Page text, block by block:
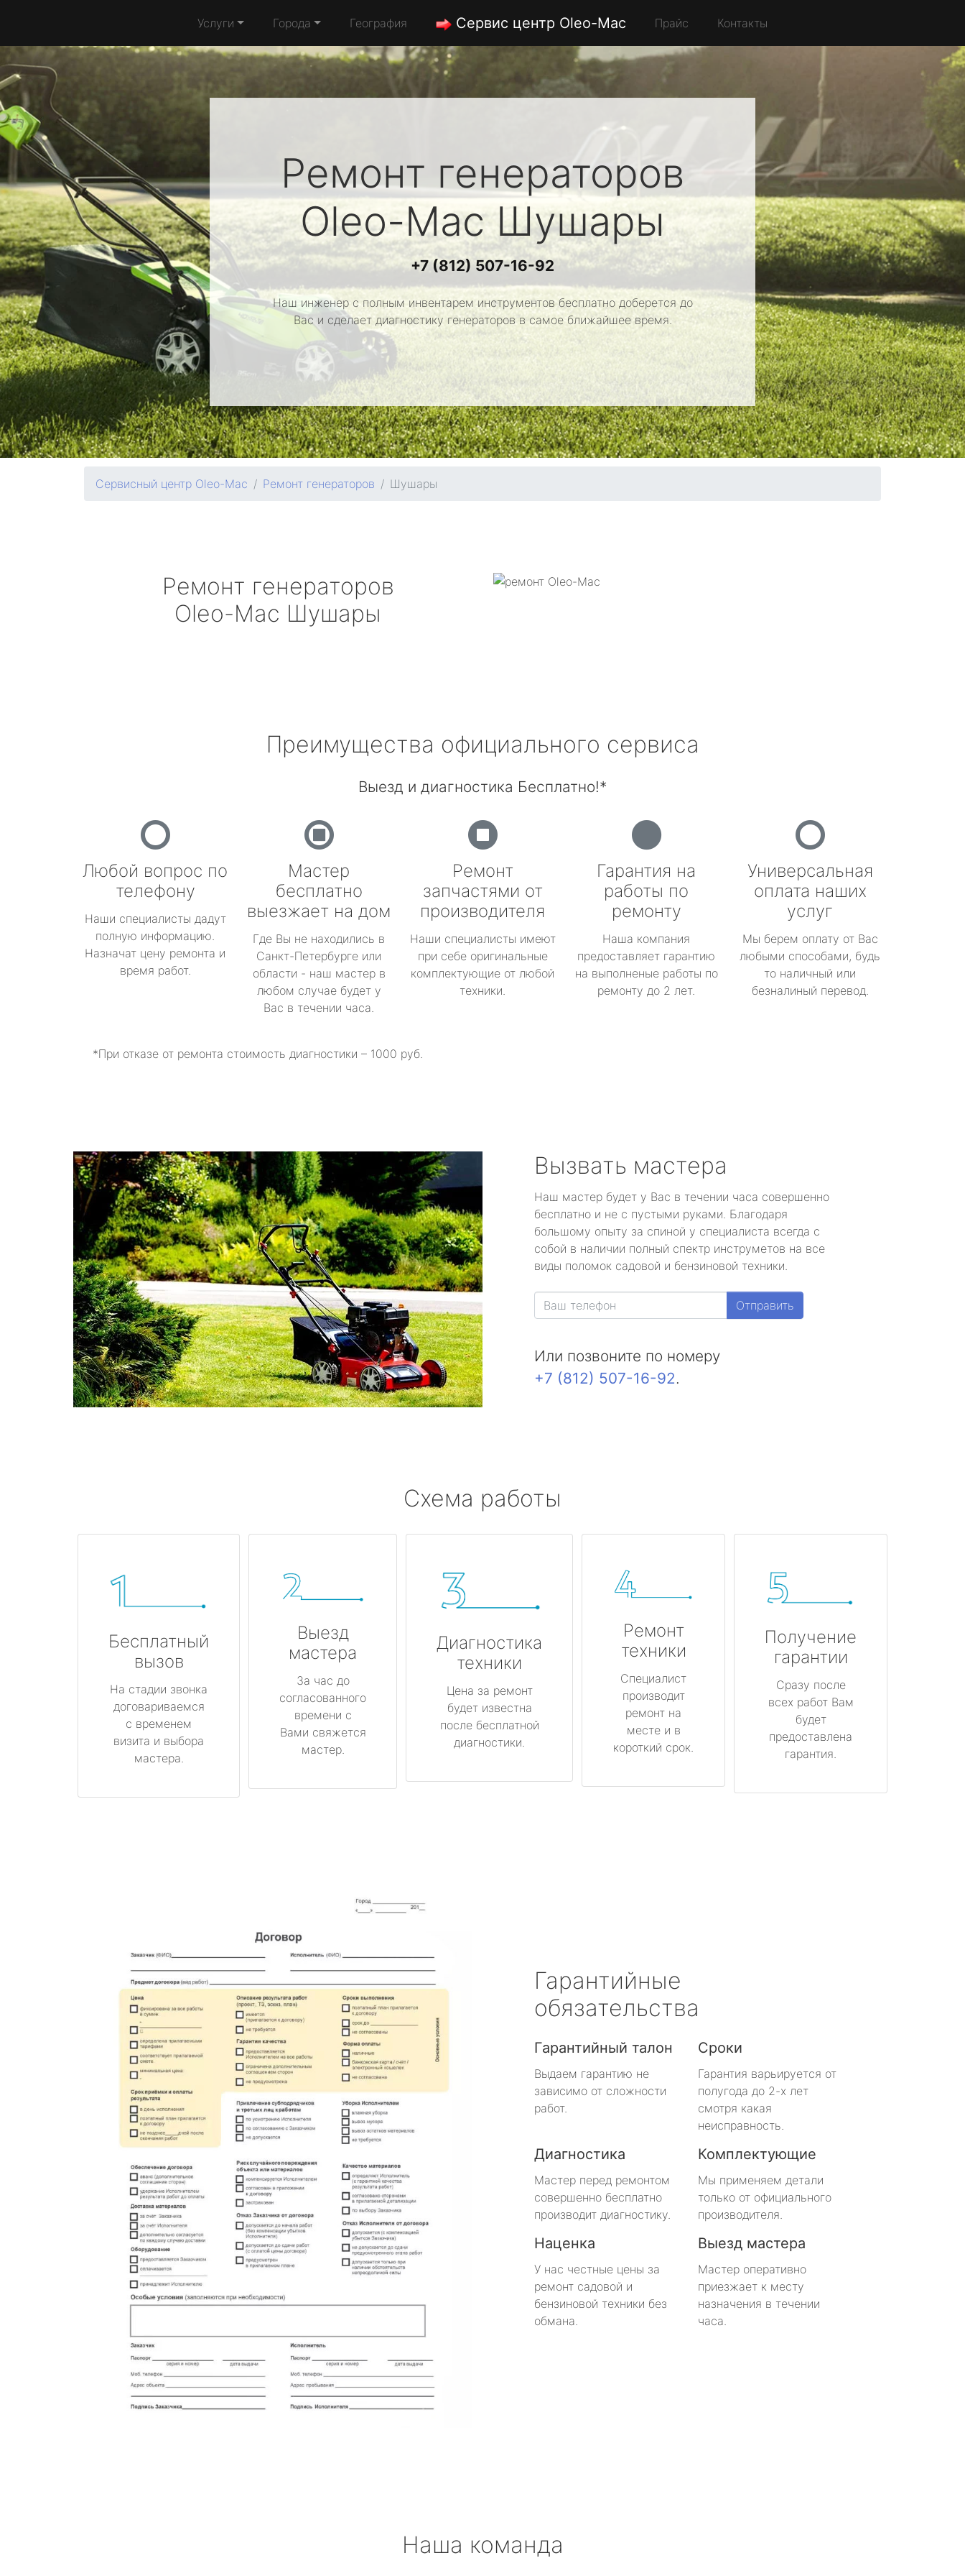
Услуги Города География Сервис центр Oleo-Mac Прайс Контакты
Ремонт генераторов
Oleo-MacШушары
+7 (812) 507-16-92
Наш инженер с полным инвентарем инструментов бесплатно доберется до
Вас и сделает диагностику генераторов в самое ближайшее время.
Сервисный центр Oleo-Mac Ремонт генераторов Шушары
Ремонт генераторов
Oleo-Mac Шушары
Преимущества официального сервиса
Выезд и диагностика Бесплатно!*
Любой вопрос по
телефону
Наши специалисты дадут
полную информацию.
Назначат цену ремонта и
время работ.
Мастер
бесплатно
выезжает на дом
Где Вы не находились в
Санкт-Петербурге или
области - наш мастер в
любом случае будет у
Вас в течении часа.
Ремонт
запчастями от
производителя
Наши специалисты имеют
при себе оригинальные
комплектующие от любой
техники.
Гарантия на
работы по
ремонту
Наша компания
предоставляет гарантию
на выполненые работы по
ремонту до 2 лет.
Универсальная
оплата наших
услуг
Мы берем оплату от Вас
любыми способами, будь
то наличный или
безналиный перевод.
*При отказе от ремонта стоимость диагностики – 1000 руб.
Вызвать мастера
Наш мастер будет у Вас в течении часа совершенно
бесплатно и не с пустыми руками. Благодаря
большому опыту за спиной у специалиста всегда с
собой в наличии полный спектр инструметов на все
виды поломок садовой и бензиновой техники.
Отправить
Или позвоните по номеру
+7 (812) 507-16-92.
Схема работы
Бесплатный
вызов
На стадии звонка
договариваемся
с временем
визита и выбора
мастера.
Выезд
мастера
За час до
согласованного
времени с
Вами свяжется
мастер.
Диагностика
техники
Цена за ремонт
будет известна
после бесплатной
диагностики.
Ремонт
техники
Специалист
производит
ремонт на
месте и в
короткий срок.
Получение
гарантии
Сразу после
всех работ Вам
будет
предоставлена
гарантия.
Гарантийные
обязательства
Гарантийный талон
Выдаем гарантию не
зависимо от сложности
работ.
Сроки
Гарантия варьируется от
полугода до 2-х лет
смотря какая
неисправность.
Диагностика
Мастер перед ремонтом
совершенно бесплатно
производит диагностику.
Комплектующие
Мы применяем детали
только от официального
производителя.
Наценка
У нас честные цены за
ремонт садовой и
бензиновой техники без
обмана.
Выезд мастера
Мастер оперативно
приезжает к месту
назначения в течении
часа.
Наша команда